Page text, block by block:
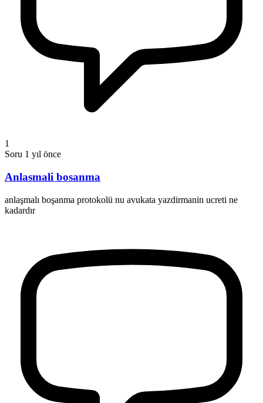
1
Soru 1 yıl önce
Anlasmali bosanma
anlaşmalı boşanma protokolü nu avukata yazdirmanin ucreti ne
kadardır